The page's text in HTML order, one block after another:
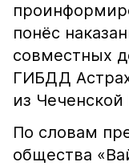
понёс
совместных
ГИБДД
из
По словам
общества